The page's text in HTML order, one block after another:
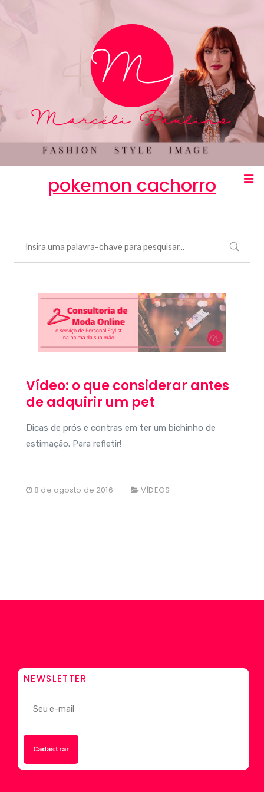
pokemon cachorro
Vídeo: o que considerar antes
de adquirir um pet
Dicas de prós e contras em ter um bichinho de
estimação. Para refletir!
8 de agosto de 2016 VÍDEOS
NEWSLETTER